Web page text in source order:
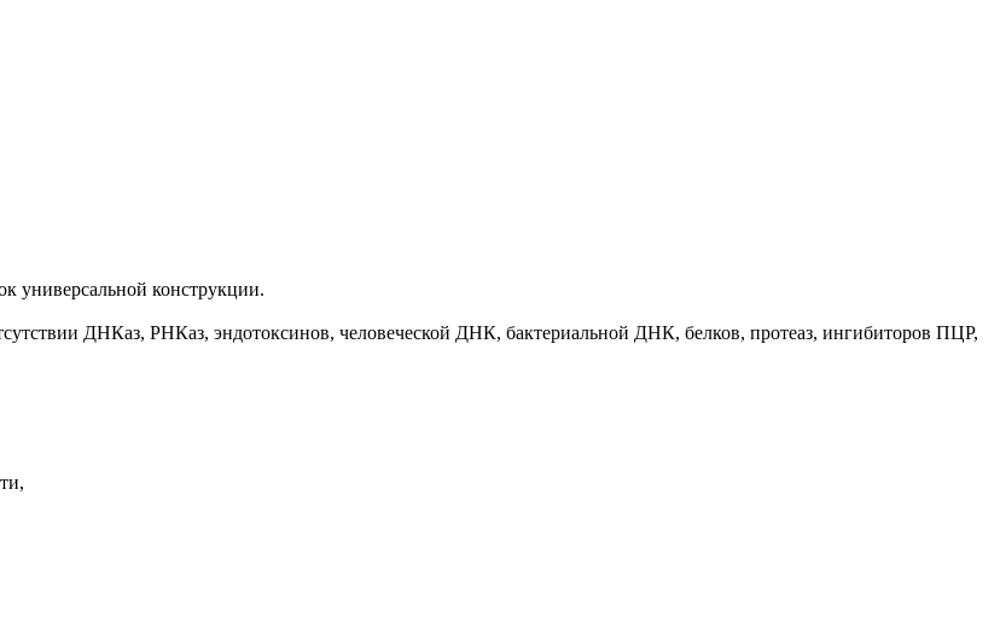
универсальной конструкции.
ДНКаз, РНКаз, эндотоксинов, человеческой ДНК, бактериальной ДНК, белков, протеаз, ингибиторов ПЦР,